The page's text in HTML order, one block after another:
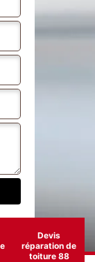
Devis
réparation de
toiture 88